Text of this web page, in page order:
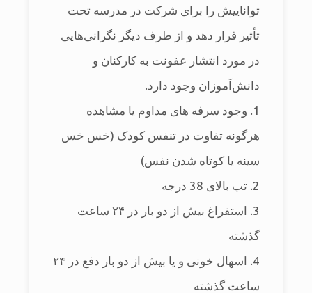
تواناییش را برای شرکت در مدرسه تحت
تأثیر قرار دهد و از طرف دیگر نگرانی‌هایی
در مورد انتشار عفونت به کارکنان و
دانش‌آموزان وجود دارد.
1. وجود سرفه‌ های مداوم یا مشاهده
هرگونه تفاوت در تنفس کودک (خس خس
سینه یا کوتاه شدن نفس)
2. تب بالای 38 درجه
3. استفراغ بیش از دو بار در ۲۴ ساعت
گذشته
4. اسهال خونی و یا بیش از دو بار دفع در ۲۴
ساعت گذشته